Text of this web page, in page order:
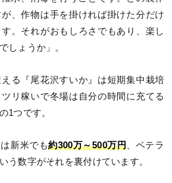
、作物は手を掛ければ掛けた分だけ
。それがおもしろさでもあり、楽し
しょうか」。
る『尾花沢すいか』は短期集中栽培
リ稼いで冬場は自分の時間に充てる
1つです。
新米でも約300万～500万円、ベテラ
う数字がそれを裏付けています。